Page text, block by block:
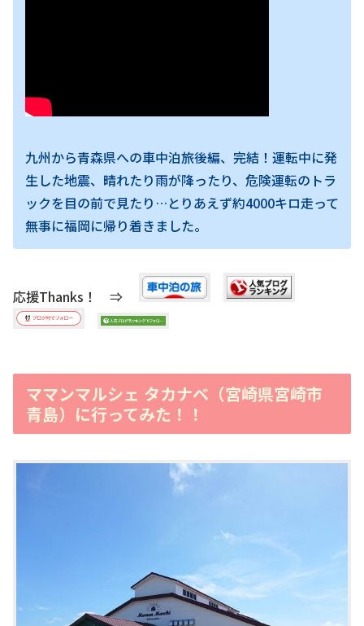
九州から青森県への車中泊旅後編、完結！運転中に発
生した地震、晴れたり雨が降ったり、危険運転のトラ
ックを目の前で見たり…とりあえず約4000キロ走って
無事に福岡に帰り着きました。
応援Thanks！ ⇒
ママンマルシェ タカナベ（宮崎県宮崎市
青島）に行ってみた！！